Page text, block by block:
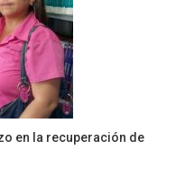
en la recuperación de